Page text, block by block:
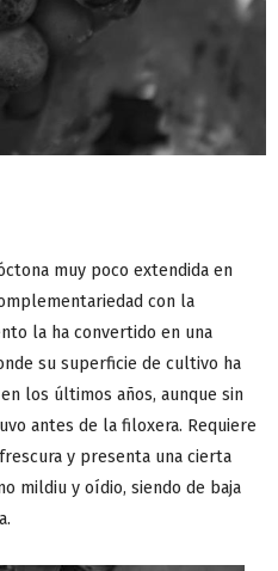
muy poco extendida en
con la
la ha convertido en una
su superficie de cultivo ha
los últimos años, aunque sin
antes de la filoxera. Requiere
y presenta una cierta
mildiu y oídio, siendo de baja